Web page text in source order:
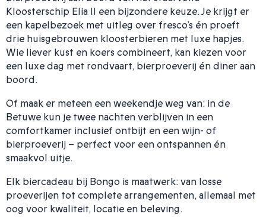
Kloosterschip Elia II een bijzondere keuze. Je krijgt er
een kapelbezoek met uitleg over fresco’s én proeft
drie huisgebrouwen kloosterbieren met luxe hapjes.
Wie liever kust en koers combineert, kan kiezen voor
een luxe dag met rondvaart, bierproeverij én diner aan
boord.
Of maak er meteen een weekendje weg van: in de
Betuwe kun je twee nachten verblijven in een
comfortkamer inclusief ontbijt en een wijn- of
bierproeverij – perfect voor een ontspannen én
smaakvol uitje.
Elk biercadeau bij Bongo is maatwerk: van losse
proeverijen tot complete arrangementen, allemaal met
oog voor kwaliteit, locatie en beleving.